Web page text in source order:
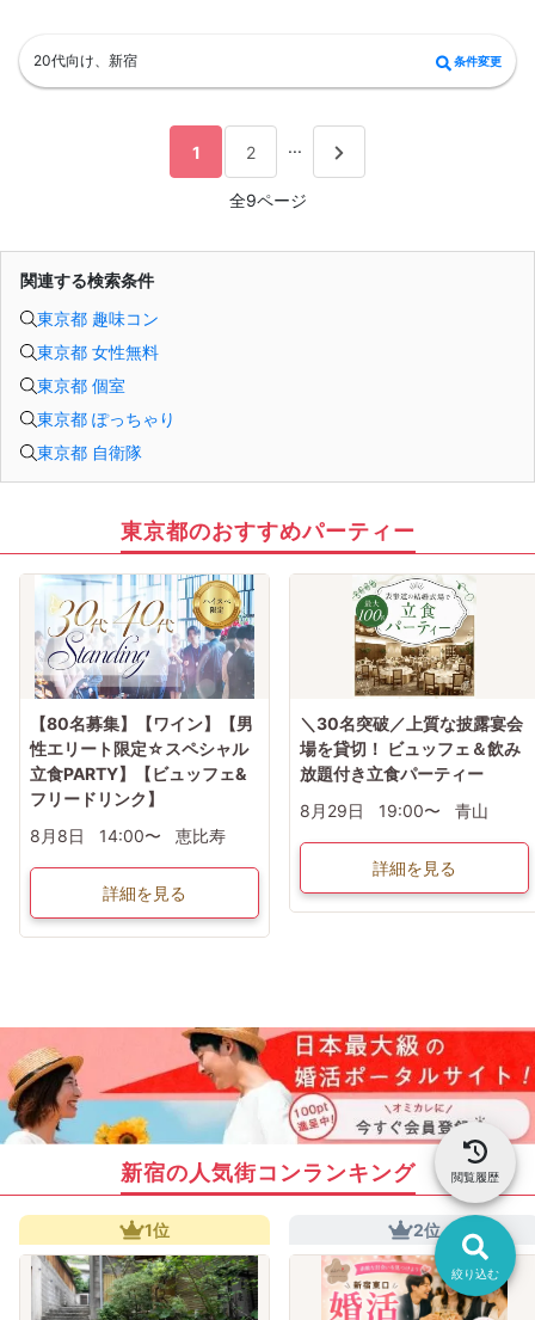
絞り込む
閲覧履歴
20代向け、新宿 条件変更
1 2 ...
全9ページ
関連する検索条件
東京都 趣味コン
東京都 女性無料
東京都 個室
東京都 ぽっちゃり
東京都 自衛隊
東京都のおすすめパーティー
【80名募集】【ワイン】【男
性エリート限定☆スペシャル
立食PARTY】【ビュッフェ&
フリードリンク】
8月8日
14:00〜 恵比寿
詳細を見る
＼30名突破／上質な披露宴会
場を貸切！ ビュッフェ＆飲み
放題付き立食パーティー
8月29日
19:00〜 青山
詳細を見る
新宿の人気街コンランキング
1位 2位